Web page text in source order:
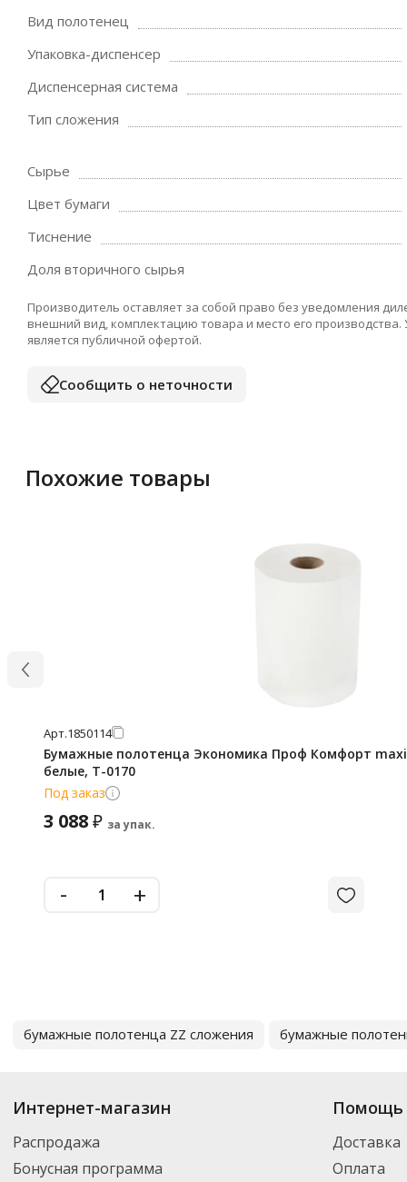
Вид полотенец
Упаковка-диспенсер
Диспенсерная система
Тип сложения
Сырье
Цвет бумаги
Тиснение
Доля вторичного сырья
Производитель оставляет за собой право без уведомления
внешний вид, комплектацию товара и место его
является публичной офертой.
Сообщить о неточности
Похожие товары
Арт.1850114
Бумажные полотенца Экономика Проф Комфорт maxi
белые, Т-0170
Под заказ
3 088₽ за упак.
- +
бумажные полотенца ZZ сложения бумажные
Интернет-магазин
Распродажа
Бонусная программа
Помощь
Доставка
Оплата